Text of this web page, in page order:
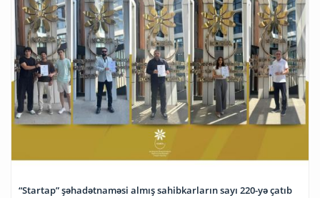
“Startap” şəhadətnaməsi almış sahibkarların sayı 220-yə çatıb